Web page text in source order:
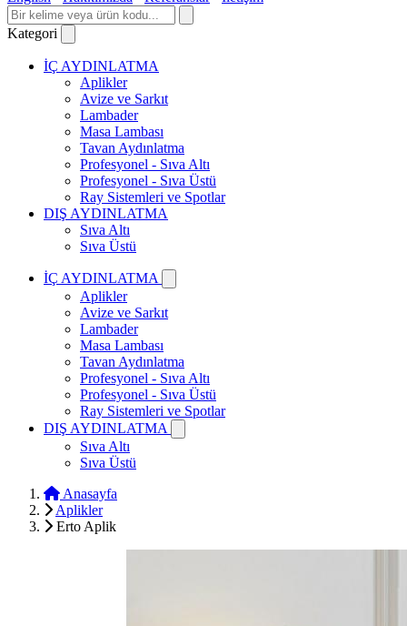
Kategori
İÇ AYDINLATMA
Aplikler
Avize ve Sarkıt
Lambader
Masa Lambası
Tavan Aydınlatma
Profesyonel - Sıva Altı
Profesyonel - Sıva Üstü
Ray Sistemleri ve Spotlar
DIŞ AYDINLATMA
Sıva Altı
Sıva Üstü
İÇ AYDINLATMA
Aplikler
Avize ve Sarkıt
Lambader
Masa Lambası
Tavan Aydınlatma
Profesyonel - Sıva Altı
Profesyonel - Sıva Üstü
Ray Sistemleri ve Spotlar
DIŞ AYDINLATMA
Sıva Altı
Sıva Üstü
Anasayfa
Aplikler
Erto Aplik